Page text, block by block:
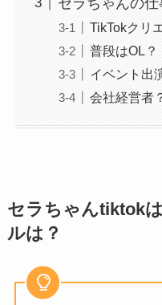
TikTokクリ
普段はOL？
イベント出
会社経営者
セラちゃんtiktok
ルは？